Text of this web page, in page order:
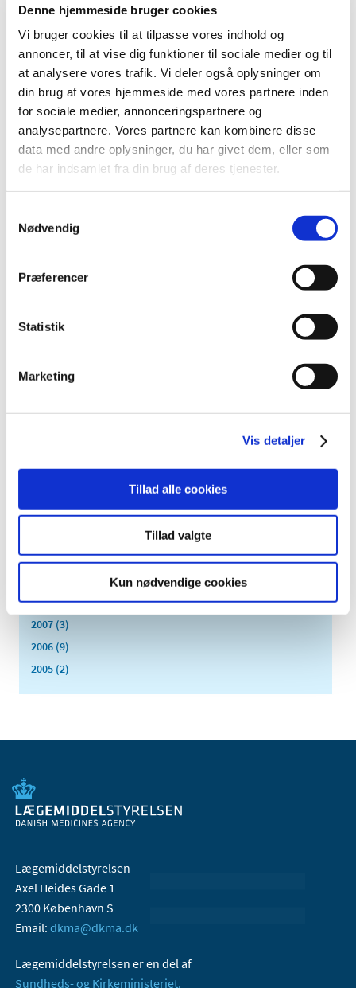
Denne hjemmeside bruger cookies
Vi bruger cookies til at tilpasse vores indhold og
annoncer, til at vise dig funktioner til sociale medier og til
at analysere vores trafik. Vi deler også oplysninger om
din brug af vores hjemmeside med vores partnere inden
for sociale medier, annonceringspartnere og
analysepartnere. Vores partnere kan kombinere disse
data med andre oplysninger, du har givet dem, eller som
de har indsamlet fra din brug af deres tjenester.
Nødvendig
Præferencer
Statistik
Marketing
Vis detaljer
Tillad alle cookies
Tillad valgte
Kun nødvendige cookies
2023 (195)
2022 (197)
2021 (516)
2020 (263)
2019 (159)
2018 (150)
2017 (167)
2016 (167)
2014 (44)
november (5)
september (6)
juni (2)
februar (4)
2012 (44)
2010 (7)
2008 (8)
2007 (3)
2006 (9)
2005 (2)
Lægemiddelstyrelsen
Axel Heides Gade 1
2300 København S
Email: dkma@dkma.dk
Lægemiddelstyrelsen er en del af
Sundheds- og Kirkeministeriet.